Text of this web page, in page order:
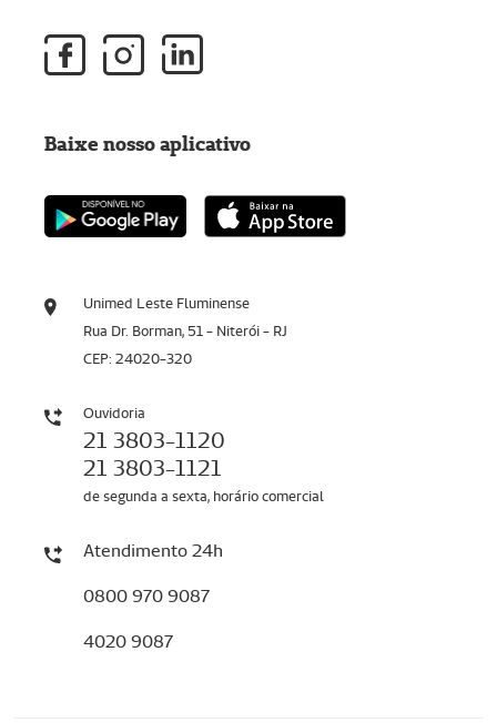
Unimed Leste Fluminense
Rua Dr. Borman, 51 - Niterói - RJ
CEP: 24020-320
Ouvidoria
21 3803-1120
21 3803-1121
de segunda a sexta, horário comercial
Atendimento 24h
0800 970 9087
4020 9087
Baixe nosso aplicativo